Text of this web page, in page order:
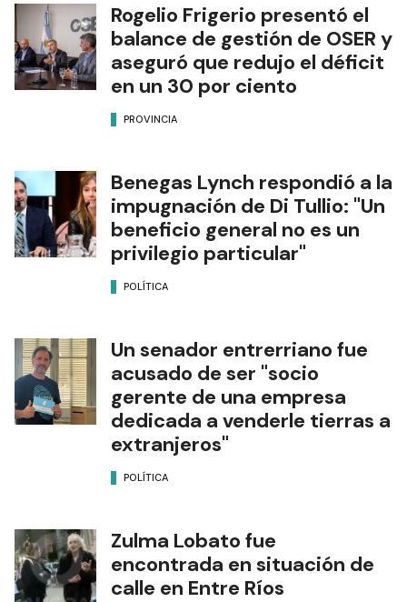
Rogelio Frigerio presentó el
balance de gestión de OSER y
aseguró que redujo el déficit
en un 30 por ciento
PROVINCIA
Benegas Lynch respondió a la
impugnación de Di Tullio: "Un
beneficio general no es un
privilegio particular"
POLÍTICA
Un senador entrerriano fue
acusado de ser "socio
gerente de una empresa
dedicada a venderle tierras a
extranjeros"
POLÍTICA
Zulma Lobato fue
encontrada en situación de
calle en Entre Ríos